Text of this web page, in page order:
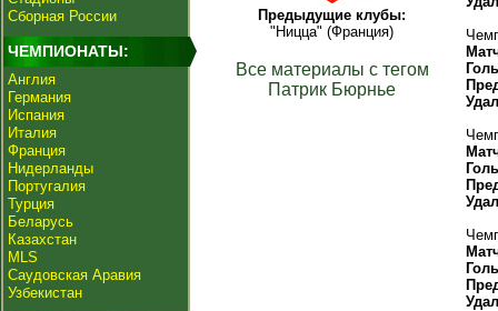
Сборная России
ЧЕМПИОНАТЫ:
Англия
Германия
Испания
Италия
Франция
Нидерланды
Португалия
Турция
Беларусь
Казахстан
MLS
Саудовская Аравия
Узбекистан
Предыдущие клубы:
"Ницца" (Франция)
Все материалы с тегом
Патрик Бюрнье